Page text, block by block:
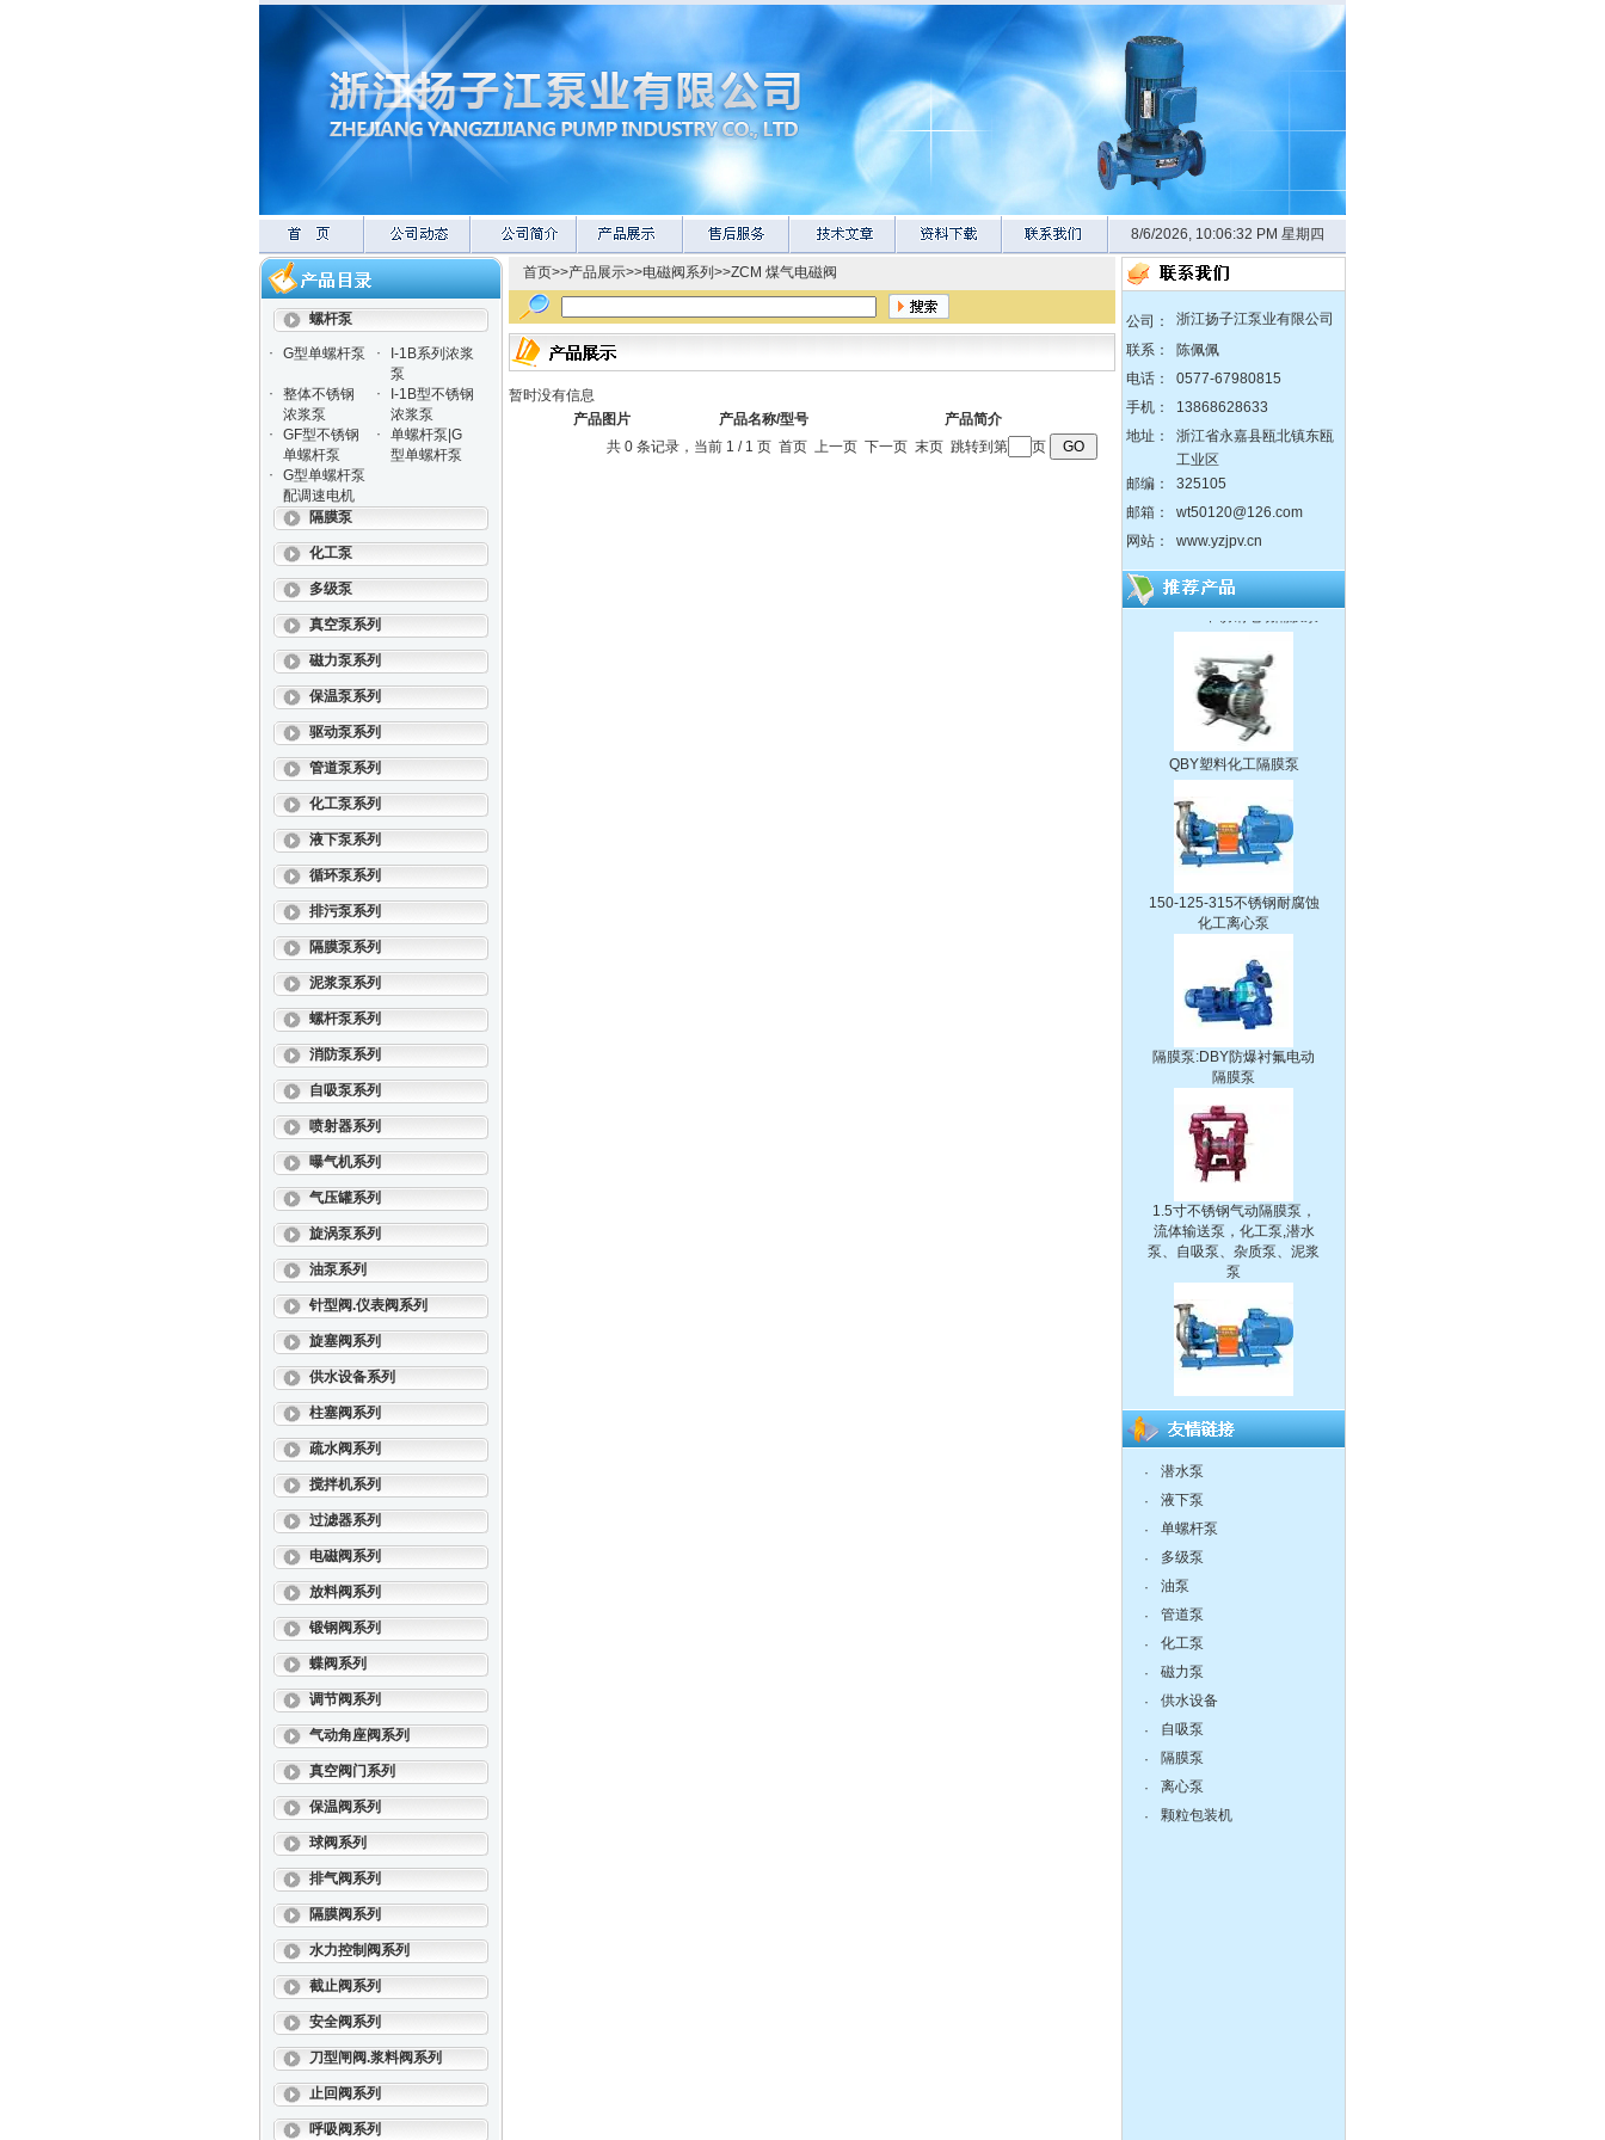
8/6/2026, 10:06:32 PM 星期四
螺杆泵
·
G型单螺杆泵 ·
I-1B系列浓浆
泵
·
整体不锈钢
浓浆泵
·
I-1B型不锈钢
浓浆泵
·
GF型不锈钢
单螺杆泵
·
单螺杆泵|G
型单螺杆泵
·
G型单螺杆泵
配调速电机
隔膜泵
化工泵
多级泵
真空泵系列
磁力泵系列
保温泵系列
驱动泵系列
管道泵系列
化工泵系列
液下泵系列
循环泵系列
排污泵系列
隔膜泵系列
泥浆泵系列
螺杆泵系列
消防泵系列
自吸泵系列
喷射器系列
曝气机系列
气压罐系列
旋涡泵系列
油泵系列
针型阀.仪表阀系列
旋塞阀系列
供水设备系列
柱塞阀系列
疏水阀系列
搅拌机系列
过滤器系列
电磁阀系列
放料阀系列
锻钢阀系列
蝶阀系列
调节阀系列
气动角座阀系列
真空阀门系列
保温阀系列
球阀系列
排气阀系列
隔膜阀系列
水力控制阀系列
截止阀系列
安全阀系列
刀型闸阀.浆料阀系列
止回阀系列
呼吸阀系列
首页>>产品展示>>电磁阀系列 >>ZCM 煤气电磁阀
暂时没有信息
产品图片
产品名称/型号
产品简介
共 0 条记录，当前 1 / 1 页 首页 上一页 下一页 末页 跳转到第
页
公司：
浙江扬子江泵业有限公司
联系：
陈佩佩
电话：
0577-67980815
手机：
13868628633
地址：
浙江省永嘉县瓯北镇东瓯
工业区
邮编：
325105
邮箱：
wt50120@126.com
网站：
www.yzjpv.cn
zX防爆无堵塞自吸泵
DBY304不锈钢电动隔膜泵
QBY塑料化工隔膜泵
化工离心泵
隔膜泵:DBY防爆衬氟电动
隔膜泵
1.5寸不锈钢气动隔膜泵，
流体输送泵，化工泵,潜水
泵、自吸泵、杂质泵、泥浆
泵
泵
CQ系列耐腐蚀化工磁力泵
离心泵:ISG系列单级单吸立
式管道离心泵
·
潜水泵
·
液下泵
·
单螺杆泵
·
多级泵
·
油泵
·
管道泵
·
化工泵
·
磁力泵
·
供水设备
·
自吸泵
·
隔膜泵
·
离心泵
·
颗粒包装机